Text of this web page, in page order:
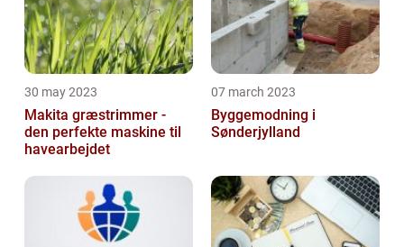
30 may 2023
Makita græstrimmer -
den perfekte maskine til
havearbejdet
07 march 2023
Byggemodning i
Sønderjylland